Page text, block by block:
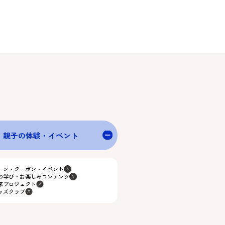
親子の体験・イベント
ン・クーポン・イベント
学び・お楽しみコンテンツ
プロジェクト
ズクラブ